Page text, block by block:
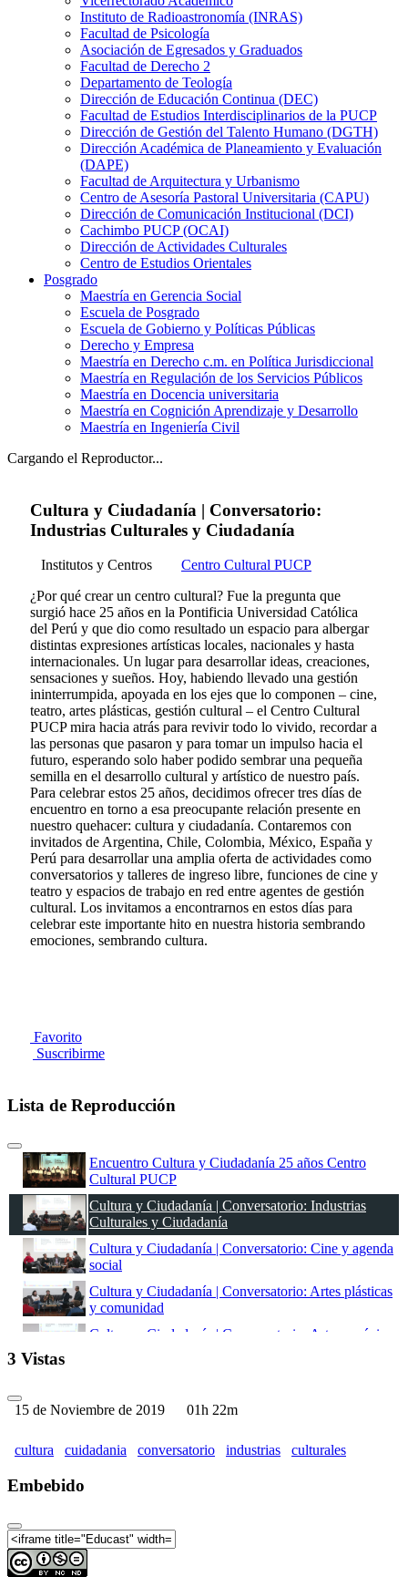
Instituto de Radioastronomía (INRAS)
Facultad de Psicología
Asociación de Egresados y Graduados
Facultad de Derecho 2
Departamento de Teología
Dirección de Educación Continua (DEC)
Facultad de Estudios Interdisciplinarios de la PUCP
Dirección de Gestión del Talento Humano (DGTH)
Dirección Académica de Planeamiento y Evaluación
(DAPE)
Facultad de Arquitectura y Urbanismo
Centro de Asesoría Pastoral Universitaria (CAPU)
Dirección de Comunicación Institucional (DCI)
Cachimbo PUCP (OCAI)
Dirección de Actividades Culturales
Centro de Estudios Orientales
Posgrado
Maestría en Gerencia Social
Escuela de Posgrado
Escuela de Gobierno y Políticas Públicas
Derecho y Empresa
Maestría en Derecho c.m. en Política Jurisdiccional
Maestría en Regulación de los Servicios Públicos
Maestría en Docencia universitaria
Maestría en Cognición Aprendizaje y Desarrollo
Maestría en Ingeniería Civil
Cargando el Reproductor...
Cultura y Ciudadanía | Conversatorio:
Industrias Culturales y Ciudadanía
Institutos y Centros
Centro Cultural PUCP
¿Por qué crear un centro cultural? Fue la pregunta que
surgió hace 25 años en la Pontificia Universidad Católica
del Perú y que dio como resultado un espacio para albergar
distintas expresiones artísticas locales, nacionales y hasta
internacionales. Un lugar para desarrollar ideas, creaciones,
sensaciones y sueños. Hoy, habiendo llevado una gestión
ininterrumpida, apoyada en los ejes que lo componen – cine,
teatro, artes plásticas, gestión cultural – el Centro Cultural
PUCP mira hacia atrás para revivir todo lo vivido, recordar a
las personas que pasaron y para tomar un impulso hacia el
futuro, esperando solo haber podido sembrar una pequeña
semilla en el desarrollo cultural y artístico de nuestro país.
Para celebrar estos 25 años, decidimos ofrecer tres días de
encuentro en torno a esa preocupante relación presente en
nuestro quehacer: cultura y ciudadanía. Contaremos con
invitados de Argentina, Chile, Colombia, México, España y
Perú para desarrollar una amplia oferta de actividades como
conversatorios y talleres de ingreso libre, funciones de cine y
teatro y espacios de trabajo en red entre agentes de gestión
cultural. Los invitamos a encontrarnos en estos días para
celebrar este importante hito en nuestra historia sembrando
emociones, sembrando cultura.
Favorito
Suscribirme
Lista de Reproducción
Encuentro Cultura y Ciudadanía 25 años Centro
Cultural PUCP
Cultura y Ciudadanía | Conversatorio: Industrias
Culturales y Ciudadanía
Cultura y Ciudadanía | Conversatorio: Cine y agenda
social
Cultura y Ciudadanía | Conversatorio: Artes plásticas
y comunidad
Cultura y Ciudadanía | Conversatorio: Artes escénicas
3 Vistas
15 de Noviembre de 2019 01h 22m
cultura cuidadania conversatorio industrias culturales
Embebido